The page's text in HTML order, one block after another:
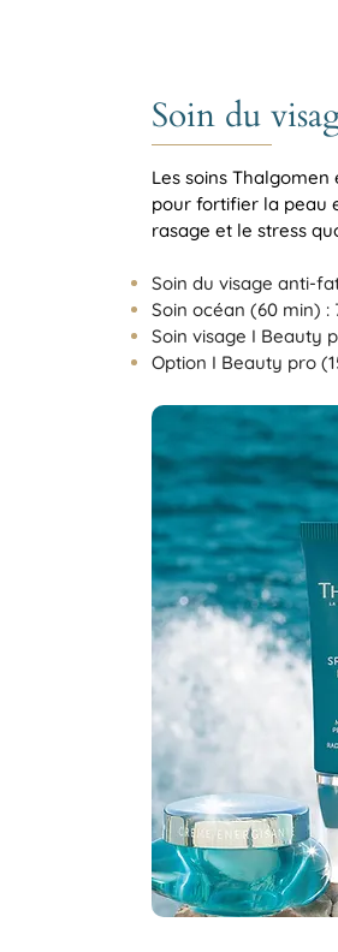
Soin du
Les soins
pour fortifier la peau
rasage et le stress
Soin du visage anti-
Soin océan (60 min) :
Soin visage I Beauty
Option I Beauty pro